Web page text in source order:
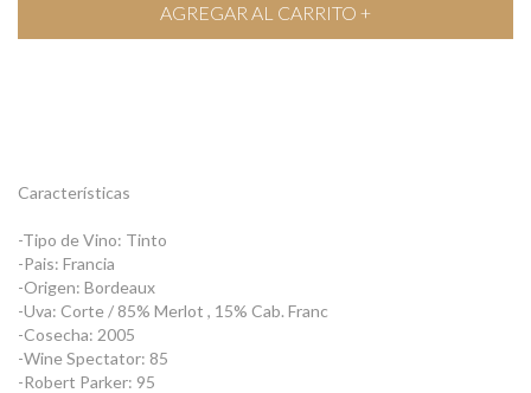
Características
-Tipo de Vino: Tinto
-Pais: Francia
-Origen: Bordeaux
-Uva: Corte / 85% Merlot , 15% Cab. Franc
-Cosecha: 2005
-Wine Spectator: 85
-Robert Parker: 95